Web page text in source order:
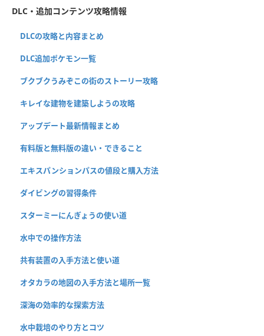
DLC・追加コンテンツ攻略情報
DLCの攻略と内容まとめ
DLC追加ポケモン一覧
ブクブクうみぞこの街のストーリー攻略
キレイな建物を建築しようの攻略
アップデート最新情報まとめ
有料版と無料版の違い・できること
エキスパンションパスの値段と購入方法
ダイビングの習得条件
スターミーにんぎょうの使い道
水中での操作方法
共有装置の入手方法と使い道
オタカラの地図の入手方法と場所一覧
深海の効率的な探索方法
水中栽培のやり方とコツ